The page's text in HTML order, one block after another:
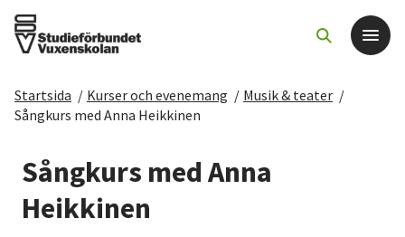
Det här gör vi
För dig som
Sök kurser och evenemang
Startsida / Kurser och evenemang / Musik & teater /
Sångkurs med Anna Heikkinen
Sångkurs med Anna
Heikkinen